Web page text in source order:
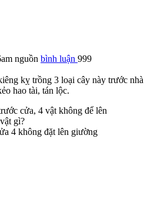
nguồn bình luận 999
kỵ trồng 3 loại cây này trước nhà
hao tài, tán lộc.
4 không đặt lên giường